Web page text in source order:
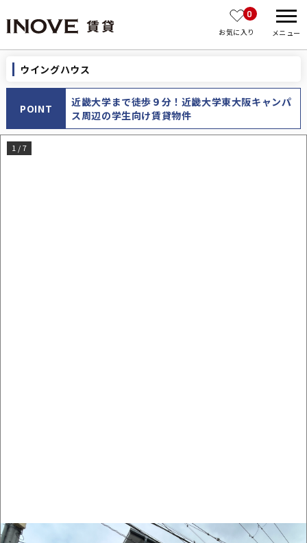
お気に入り
0
メニュー
ウイングハウス
POINT
近畿大学まで徒歩９分！近畿大学東大阪キャンパ
ス周辺の学生向け賃貸物件
1 /7